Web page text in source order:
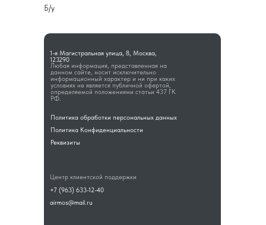
Любая информация, представленная на
данном сайте, носит исключительно
информационный характер и ни при каких
условиях не является публичной офертой,
определяемой положениями статьи 437 ГК
РФ.
1-я Магистральная улица, 8, Москва,
123290
Б/у
Политика обработки персональных данных
Политика Конфиденциальности
Реквизиты
Центр клиентской поддержки
+7 (963) 633-12-40
airmos@mail.ru